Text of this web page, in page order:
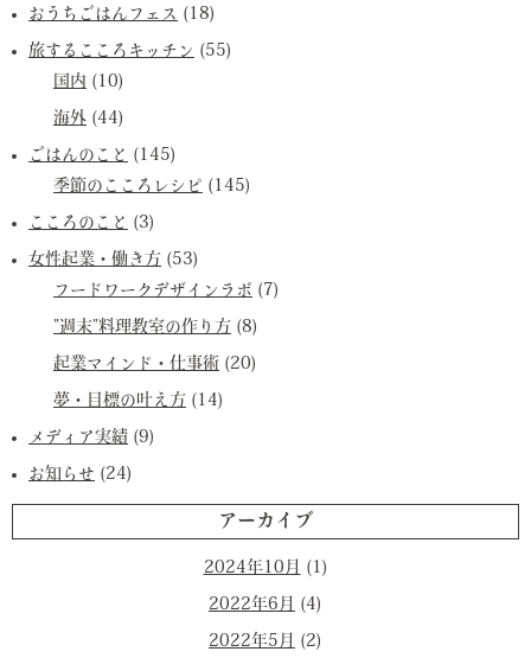
おうちごはんフェス (18)
旅するこころキッチン (55)
国内 (10)
海外 (44)
ごはんのこと (145)
季節のこころレシピ (145)
こころのこと (3)
女性起業・働き方 (53)
フードワークデザインラボ (7)
”週末”料理教室の作り方 (8)
起業マインド・仕事術 (20)
夢・目標の叶え方 (14)
メディア実績 (9)
お知らせ (24)
アーカイブ
2024年10月 (1)
2022年6月 (4)
2022年5月 (2)